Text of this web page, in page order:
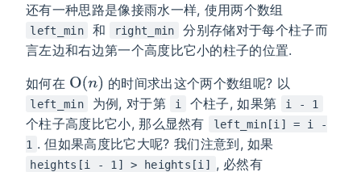
还有一种思路是像接雨水一样, 使用两个数组
left_min 和 right_min
分别存储对于每个柱子而
言左边和右边第一个高度比它小的柱子的位置.
如何在 的时间求出这个两个数组呢? 以
left_min 为例, 对于第 i 个柱子, 如果第 i - 1
个柱子高度比它小, 那么显然有
left_min[i] = i -
1 . 但如果高度比它大呢? 我们注意到, 如果
heights[i - 1] > heights[i] , 必然有